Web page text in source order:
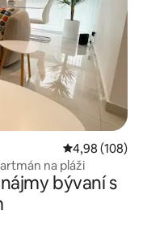
Priemerné
4,98 (108)
na pláži
bývaní s